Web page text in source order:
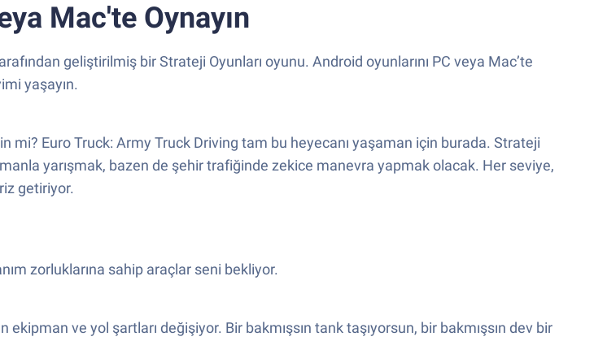
Mac'te Oynayın
geliştirilmiş bir Strateji Oyunları oyunu. Android oyunlarını PC veya Mac’te
yaşayın.
Euro Truck: Army Truck Driving tam bu heyecanı yaşaman için burada. Strateji
yarışmak, bazen de şehir trafiğinde zekice manevra yapmak olacak. Her seviye,
getiriyor.
zorluklarına sahip araçlar seni bekliyor.
ve yol şartları değişiyor. Bir bakmışsın tank taşıyorsun, bir bakmışsın dev bir